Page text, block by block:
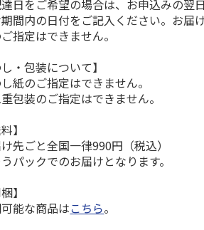
MLB ドジャース 大
谷翔平 2026 NL 3・
33,000円
(送料・税込)
ドジャース 大谷翔
平 日本人最多53試
9,900円
(送料・税込)
日をご希望の場合は、お申込みの翌
間内の日付をご記入ください。お届
指定はできません。
し・包装について】
紙のご指定はできません。
包装のご指定はできません。
】
先ごと全国一律990円（税込）
パックでのお届けとなります。
】
能な商品はこちら。